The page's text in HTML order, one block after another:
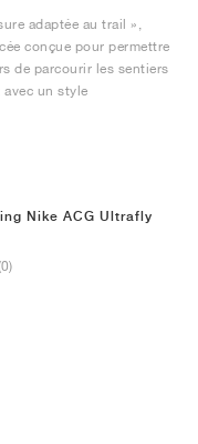
adaptée au trail »,
conçue pour permettre
de parcourir les sentiers
un style
Nike ACG Ultrafly